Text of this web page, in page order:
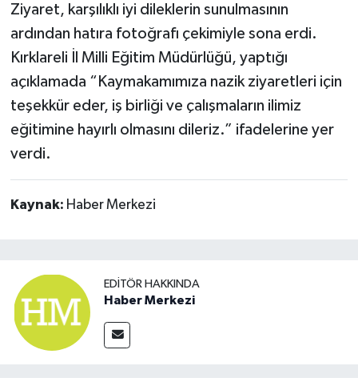
Ziyaret, karşılıklı iyi dileklerin sunulmasının
ardından hatıra fotoğrafı çekimiyle sona erdi.
Kırklareli İl Milli Eğitim Müdürlüğü, yaptığı
açıklamada “Kaymakamımıza nazik ziyaretleri için
teşekkür eder, iş birliği ve çalışmaların ilimiz
eğitimine hayırlı olmasını dileriz.” ifadelerine yer
verdi.
Kaynak: Haber Merkezi
EDITÖR HAKKINDA
Haber Merkezi